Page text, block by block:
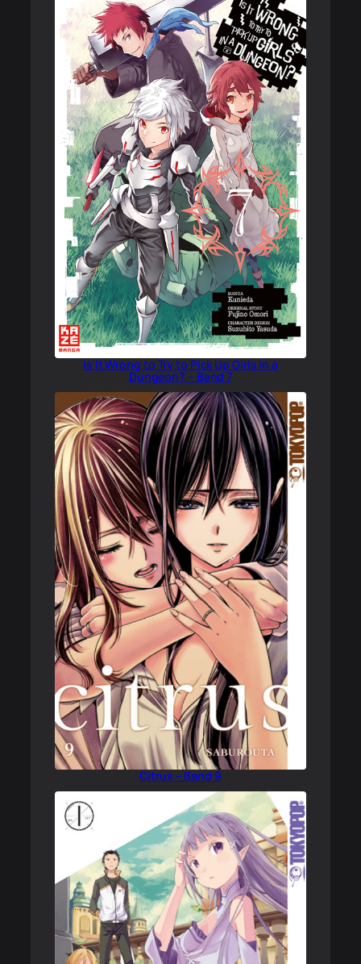
Is It Wrong to Try to Pick Up Girls in a
Dungeon? – Band 7
Citrus – Band 9